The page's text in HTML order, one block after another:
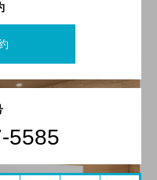
5585